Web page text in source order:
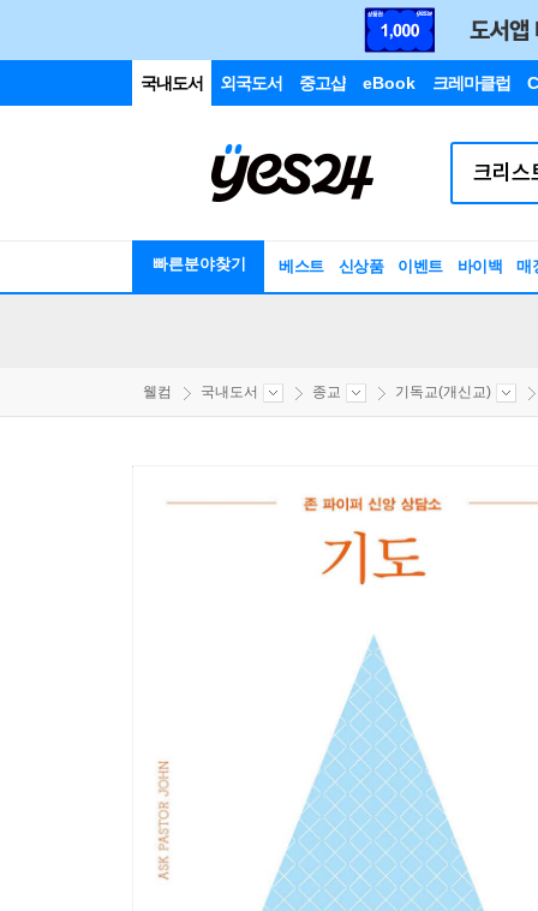
국내도서 외국도서 중고샵 eBook 크레마클럽
빠른분야찾기 베스트 신상품 이벤트 바이백 매
웰컴 국내도서 종교 기독교(개신교)